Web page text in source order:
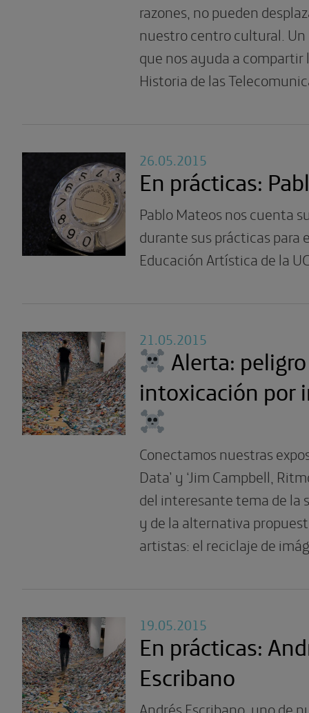
razones, no pueden
nuestro centro cultural.
que nos ayuda a compartir
Historia de las
26.05.2015
En prácticas:
Pablo Mateos nos cuenta
durante sus prácticas para
Educación Artística de la
21.05.2015
Alerta:
intoxicación por
Conectamos nuestras
Data’ y ‘Jim Campbell,
del interesante tema de la
y de la alternativa
artistas: el reciclaje de
19.05.2015
En prácticas:
Escribano
Andrés Escribano, uno de